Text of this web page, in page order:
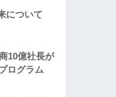
について
10億社長が
ログラム